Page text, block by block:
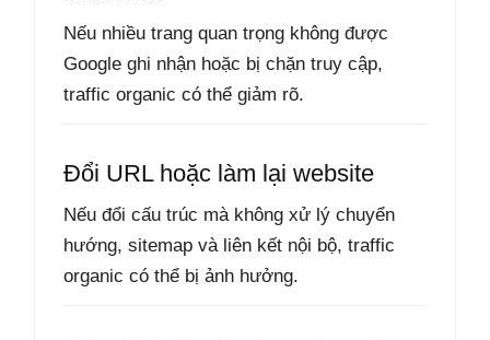
Nếu nhiều trang quan trọng không được
Google ghi nhận hoặc bị chặn truy cập,
traffic organic có thể giảm rõ.
Đổi URL hoặc làm lại website
Nếu đổi cấu trúc mà không xử lý chuyển
hướng, sitemap và liên kết nội bộ, traffic
organic có thể bị ảnh hưởng.